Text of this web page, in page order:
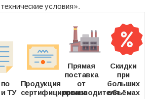
условия».
ТУ
Продукция
сертифицирована
Прямая
поставка
от
производителя
Скидки
при
больших
объёмах